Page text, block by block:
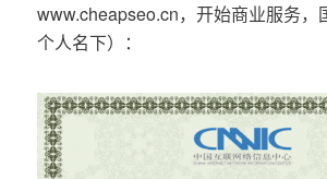
www.cheapseo.cn，开始商业服务，
个人名下）：